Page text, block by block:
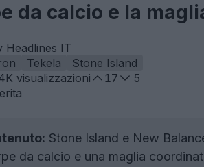
da calcio e la
Headlines IT
Tekela
Stone Island
visualizzazioni 17
5
Stone Island e New
da calcio e una maglia